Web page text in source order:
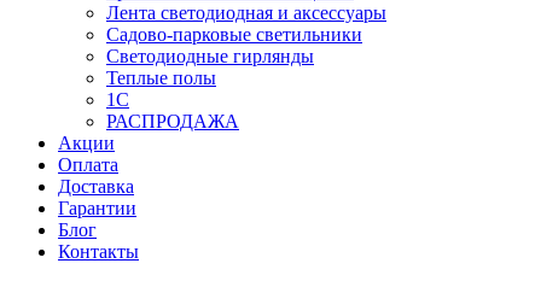
Лента светодиодная и аксессуары
Садово-парковые светильники
Светодиодные гирлянды
Теплые полы
1С
РАСПРОДАЖА
Акции
Оплата
Доставка
Гарантии
Блог
Контакты